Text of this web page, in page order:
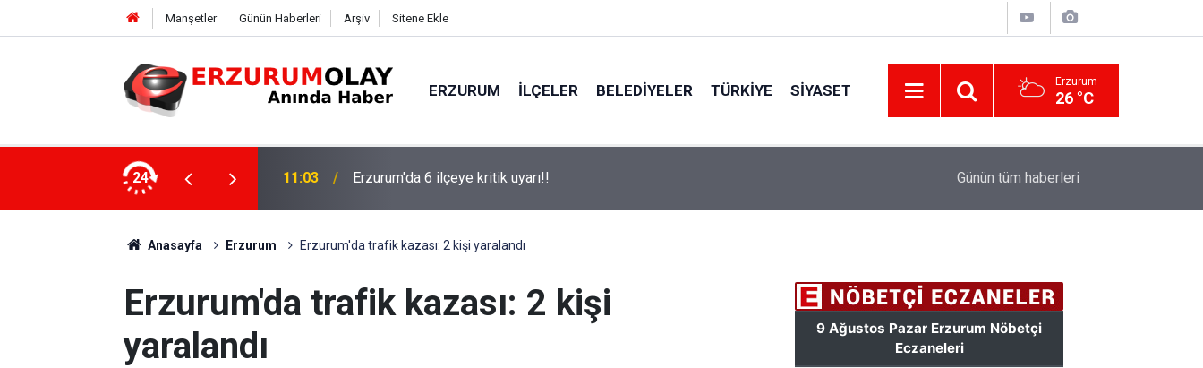
Manşetler Günün Haberleri Arşiv Sitene Ekle
ERZURUM İLÇELER BELEDIYELER TÜRKIYE SIYASET Erzurum
26 °C
24 10:55 Başkan Sekmen İspir ve Pazaryolu'nda: Talepleri tek tek dinledi. Erzurum’da trafik kazalarının 7 aylık bilançosu:
Günün tüm haberleri
Anasayfa Erzurum Erzurum'da trafik kazası: 2 kişi yaralandı
Erzurum'da trafik kazası: 2 kişi
yaralandı